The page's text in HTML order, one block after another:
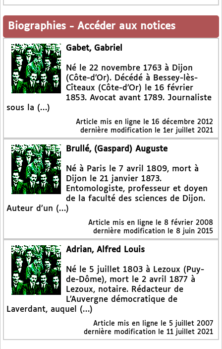
Biographies - Accéder aux notices
Gabet, Gabriel
Né le 22 novembre 1763 à Dijon
(Côte-d’Or). Décédé à Bessey-lès-
Cîteaux (Côte-d’Or) le 16 février
1853. Avocat avant 1789. Journaliste
sous la (…)
Article mis en ligne le 16 décembre 2012
dernière modification le 1er juillet 2021
Brullé, (Gaspard) Auguste
Né à Paris le 7 avril 1809, mort à
Dijon le 21 janvier 1873.
Entomologiste, professeur et doyen
de la faculté des sciences de Dijon.
Auteur d’un (…)
Article mis en ligne le 8 février 2008
dernière modification le 8 juin 2015
Adrian, Alfred Louis
Né le 5 juillet 1803 à Lezoux (Puy-
de-Dôme), mort le 2 avril 1877 à
Lezoux, notaire. Rédacteur de
L’Auvergne démocratique de
Laverdant, auquel (…)
Article mis en ligne le 5 juillet 2007
dernière modification le 11 juillet 2021